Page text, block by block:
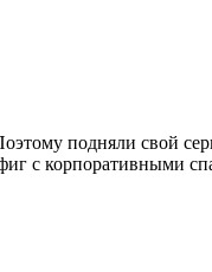
подняли свой
с корпоративными